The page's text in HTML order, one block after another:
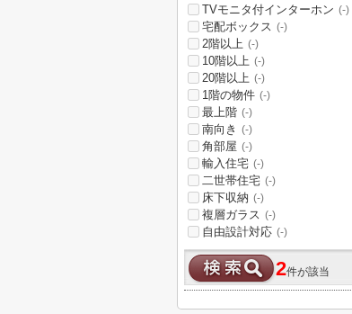
TVモニタ付インターホン (-)
宅配ボックス (-)
2階以上 (-)
10階以上 (-)
20階以上 (-)
1階の物件 (-)
最上階 (-)
南向き (-)
角部屋 (-)
輸入住宅 (-)
二世帯住宅 (-)
床下収納 (-)
複層ガラス (-)
自由設計対応 (-)
2件が該当